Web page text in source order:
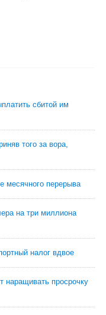
сбитой им
того за вора,
перерыва
на три миллиона
налог вдвое
наращивать просрочку